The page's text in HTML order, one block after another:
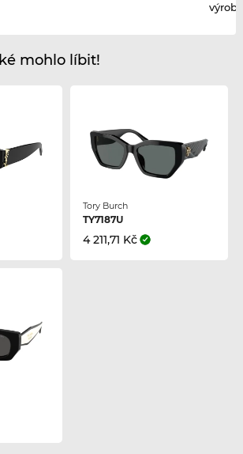
mohlo líbit!
Tory Burch
TY7187U
4 211,71 Kč